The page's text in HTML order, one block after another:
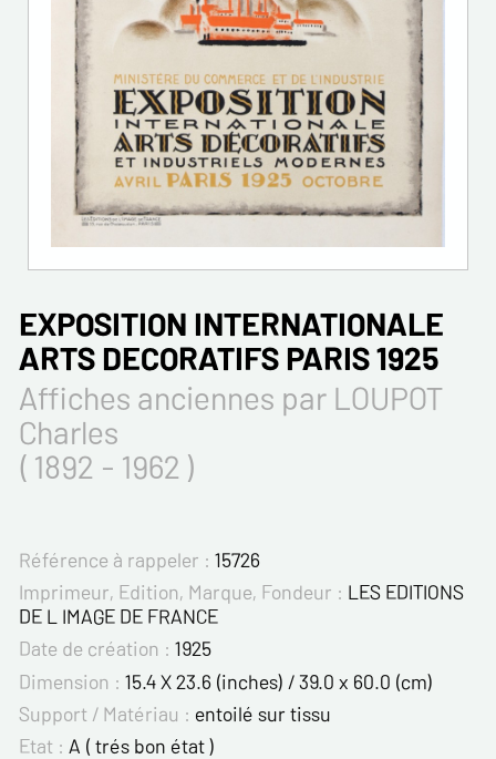
EXPOSITION INTERNATIONALE
ARTS DECORATIFS PARIS 1925
Affiches anciennes par LOUPOT
Charles
( 1892 - 1962 )
Référence à rappeler : 15726
Imprimeur, Edition, Marque, Fondeur : LES EDITIONS
DE L IMAGE DE FRANCE
Date de création : 1925
Dimension : 15.4 X 23.6 (inches) / 39.0 x 60.0 (cm)
Support / Matériau : entoilé sur tissu
Etat : A ( trés bon état )